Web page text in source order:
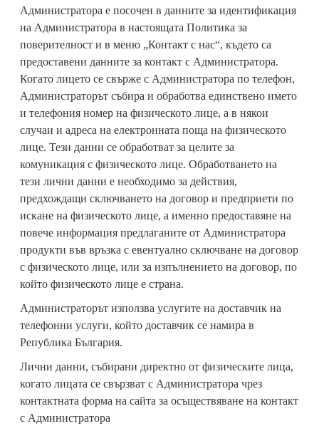
Администратора е посочен в данните за идентификация
на Администратора в настоящата Политика за
поверителност и в меню „Контакт с нас“, където са
предоставени данните за контакт с Администратора.
Когато лицето се свърже с Администратора по телефон,
Администраторът събира и обработва единствено името
и телефония номер на физическото лице, а в някои
случаи и адреса на електронната поща на физическото
лице. Тези данни се обработват за целите за
комуникация с физическото лице. Oбработването на
тези лични данни е необходимо за действия,
предхождащи сключването на договор и предприети по
искане на физическото лице, а именно предоставяне на
повече информация предлаганите от Администратора
продукти във връзка с евентуално сключване на договор
с физическото лице, или за изпълнението на договор, по
който физическото лице е страна.
Администраторът използва услугите на доставчик на
телефонни услуги, който доставчик се намира в
Република България.
Лични данни, събирани директно от физическите лица,
когато лицата се свързват с Администратора чрез
контактната форма на сайта за осъществяване на контакт
с Администратора